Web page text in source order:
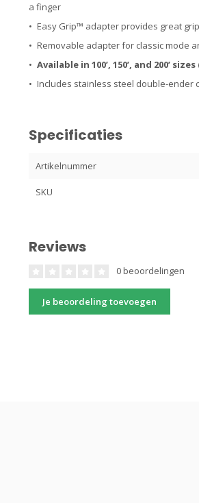
a finger
• Easy Grip™ adapter provides great
• Removable adapter for classic mode
• Available in 100’, 150’, and 200’
• Includes stainless steel double-ender
Specificaties
Artikelnummer
SKU
Reviews
0 beoordelingen
Je beoordeling toevoegen